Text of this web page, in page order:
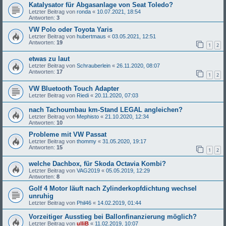
Katalysator für Abgasanlage von Seat Toledo?
Letzter Beitrag von ronda « 10.07.2021, 18:54
Antworten: 3
VW Polo oder Toyota Yaris
Letzter Beitrag von hubertmaus « 03.05.2021, 12:51
Antworten: 19 1 2
etwas zu laut
Letzter Beitrag von Schrauberlein « 26.11.2020, 08:07
Antworten: 17 1 2
VW Bluetooth Touch Adapter
Letzter Beitrag von Riedi « 20.11.2020, 07:03
nach Tachoumbau km-Stand LEGAL angleichen?
Letzter Beitrag von Mephisto « 21.10.2020, 12:34
Antworten: 10
Probleme mit VW Passat
Letzter Beitrag von thommy « 31.05.2020, 19:17
Antworten: 15 1 2
welche Dachbox, für Skoda Octavia Kombi?
Letzter Beitrag von VAG2019 « 05.05.2019, 12:29
Antworten: 8
Golf 4 Motor läuft nach Zylinderkopfdichtung wechsel
unruhig
Letzter Beitrag von Phil46 « 14.02.2019, 01:44
Vorzeitiger Ausstieg bei Ballonfinanzierung möglich?
Letzter Beitrag von ulliB « 11.02.2019, 10:07